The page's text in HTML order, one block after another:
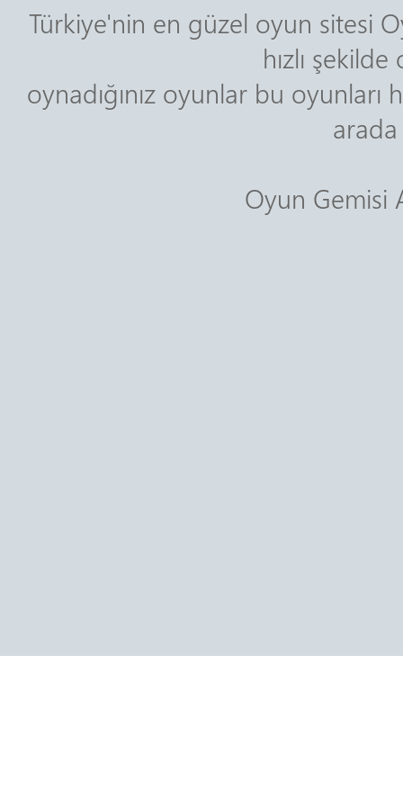
Türkiye'nin en güzel oyun sitesi
hızlı
oynadığınız oyunlar bu oyunları
Oyun Gemisi